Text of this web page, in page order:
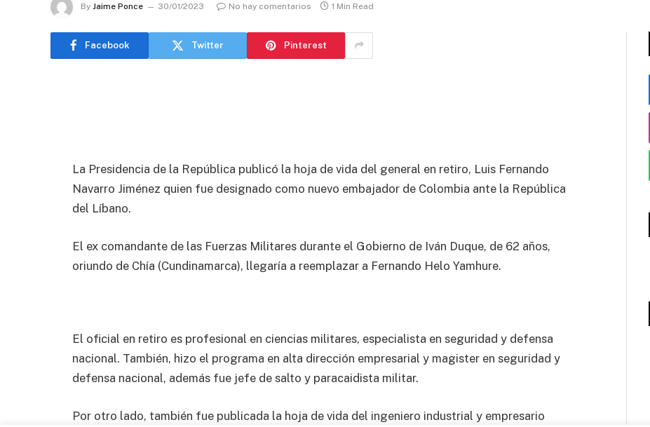
By Jaime Ponce 30/01/2023 No hay comentarios 1 Min Read
Facebook Twitter Pinterest
La Presidencia de la República publicó la hoja de vida del general en retiro, Luis Fernando
Navarro Jiménez quien fue designado como nuevo embajador de Colombia ante la República
del Líbano.
El ex comandante de las Fuerzas Militares durante el Gobierno de Iván Duque, de 62 años,
oriundo de Chía (Cundinamarca), llegaría a reemplazar a Fernando Helo Yamhure.
El oficial en retiro es profesional en ciencias militares, especialista en seguridad y defensa
nacional. También, hizo el programa en alta dirección empresarial y magister en seguridad y
defensa nacional, además fue jefe de salto y paracaidista militar.
Por otro lado, también fue publicada la hoja de vida del ingeniero industrial y empresario